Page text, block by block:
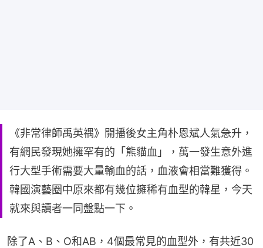
《非常律師禹英禑》開播後女主角朴恩斌人氣急升，
有網民發現她擁罕有的「熊貓血」，萬一發生意外進
行大型手術需要大量輸血的話，血液會相當難獲得。
韓國演藝圈中原來都有幾位擁稀有血型的韓星，今天
就來與讀者一同盤點一下。
除了A、B、O和AB，4個最常見的血型外，有共近30